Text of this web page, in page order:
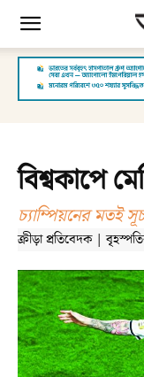
বিশ্বকাপে
চ্যাম্পিয়নের মতই
ক্রীড়া প্রতিবেদক |